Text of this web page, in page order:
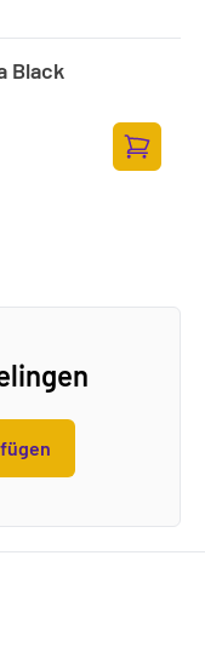
Black
Zum